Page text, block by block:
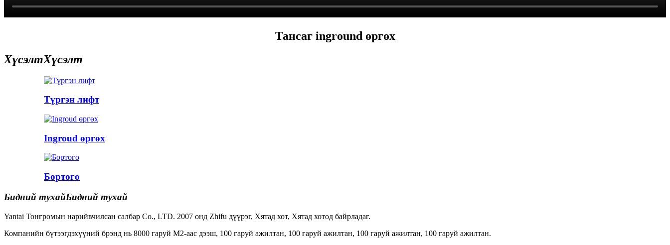
Тансаг inground өргөх
ХүсэлтХүсэлт
Түргэн лифт
Ingroud өргөх
Бортого
Бидний тухайБидний тухай
Yantai Тонгромын нарийвчилсан салбар Co., LTD. 2007 онд Zhifu дүүрэг, Хятад хот, Хятад хотод байрладаг.
Компанийн бүтээгдэхүүний брэнд нь 8000 гаруй M2-аас дээш, 100 гаруй ажилтан, 100 гаруй ажилтан, 100 гаруй ажилтан, 100 гаруй ажилтан.